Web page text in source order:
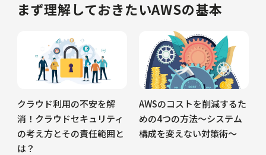
まず理解しておきたいAWSの基本
クラウド利用の不安を解
消！クラウドセキュリティ
の考え方とその責任範囲と
は？
AWSのコストを削減するた
めの4つの方法～システム
構成を変えない対策術～